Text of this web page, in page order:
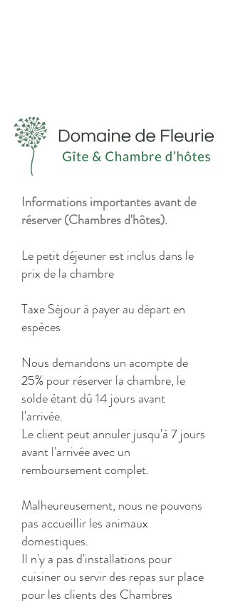
Informations importantes avant de
réserver (Chambres d'hôtes).
Le petit déjeuner est inclus dans le
prix de la chambre
Taxe Séjour à payer au départ en
espèces
Nous demandons un acompte de
25% pour réserver la chambre, le
solde étant dû 14 jours avant
l'arrivée.
Le client peut annuler jusqu'à 7 jours
avant l'arrivée avec un
remboursement complet.
Malheureusement, nous ne pouvons
pas accueillir les animaux
domestiques.
Il n'y a pas d'installations pour
cuisiner ou servir des repas sur place
pour les clients des Chambres